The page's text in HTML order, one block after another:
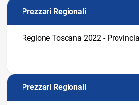
Prezzari Regionali
Regione Toscana 2022 -
Prezzari Regionali